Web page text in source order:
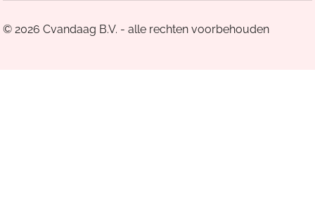
© 2026 Cvandaag B.V. - alle rechten voorbehouden